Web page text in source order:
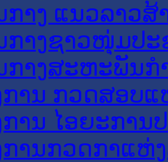
ກາງ ແນວລາວສ້
ກາງຊາວໜຸ່ມປະ
ກາງສະຫະພັນກ
ການ ກວດສອບແ
ການ ໄອຍະການ
ການກວດກາແຫ່